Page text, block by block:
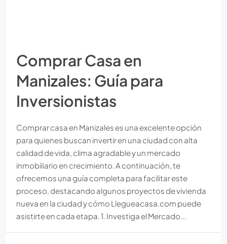
Comprar Casa en
Manizales: Guía para
Inversionistas
Comprar casa en Manizales es una excelente opción
para quienes buscan invertir en una ciudad con alta
calidad de vida, clima agradable y un mercado
inmobiliario en crecimiento. A continuación, te
ofrecemos una guía completa para facilitar este
proceso, destacando algunos proyectos de vivienda
nueva en la ciudad y cómo Llegueacasa.com puede
asistirte en cada etapa. 1. Investiga el Mercado...